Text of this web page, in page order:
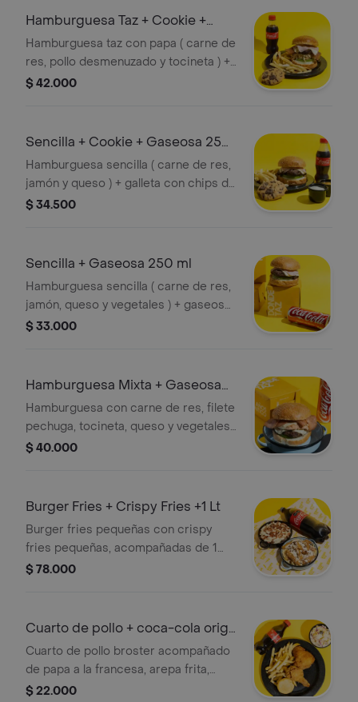
1 gaseosa 250 ml (sabor sujeto a
disponibilidad)
Hamburguesa Taz + Cookie +
Bebida 250 ml
Hamburguesa taz con papa ( carne de
res, pollo desmenuzado y tocineta ) +
galleta con chips de chocolate + coca
$ 42.000
Sencilla + Cookie + Gaseosa 250
ml
Hamburguesa sencilla ( carne de res,
jamón y queso ) + galleta con chips de
chocolate + gaseosa 250 ml.
$ 34.500
Sencilla + Gaseosa 250 ml
Hamburguesa sencilla ( carne de res,
jamón, queso y vegetales ) + gaseosa
250 ml.
$ 33.000
Hamburguesa Mixta + Gaseosa
250 ml
Hamburguesa con carne de res, filete
pechuga, tocineta, queso y vegetales
+ gaseosa 250 ml.
$ 40.000
Burger Fries + Crispy Fries +1 Lt
Burger fries pequeñas con crispy
fries pequeñas, acompañadas de 1
coca-cola sabor original 1l.
$ 78.000
Cuarto de pollo + coca-cola orig
250 ml
Cuarto de pollo broster acompañado
de papa a la francesa, arepa frita,
ensalada agridulce, gaseosa coca-
$ 22.000